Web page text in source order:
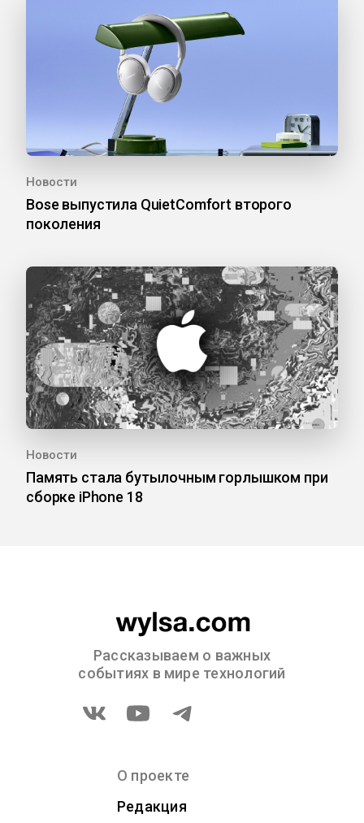
Новости
Bose выпустила QuietComfort второго
поколения
Новости
Память стала бутылочным горлышком при
сборке iPhone 18
Рассказываем о важных
событиях в мире технологий
О проекте
Редакция